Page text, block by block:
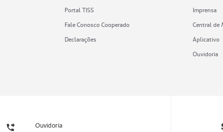
Portal TISS
Fale Conosco Cooperado
Declarações
Imprensa
Central de
Aplicativo
Ouvidoria
Ouvidoria